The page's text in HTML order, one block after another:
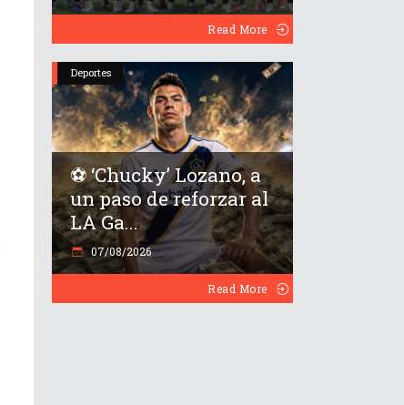
Read More
Deportes
⚽️ ‘Chucky’ Lozano, a
un paso de reforzar al
LA Ga...
07/08/2026
Read More